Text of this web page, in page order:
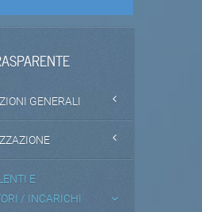
GENERALI
E
/ INCARICHI